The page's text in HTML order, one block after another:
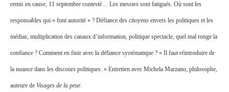
remis en cause, 11 septembre contesté… Les messies sont fatigués. Où sont les
responsables qui « font autorité » ? Défiance des citoyens envers les politiques et les
médias, multiplication des canaux d’information, politique spectacle, quel mal ronge la
confiance ? Comment en finir avec la défiance systématique ? « Il faut réintroduire de
la nuance dans les discours politiques. » Entretien avec Michela Marzano, philosophe,
auteure de Visages de la peur.